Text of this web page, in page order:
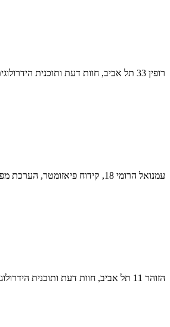
רופין 33 תל אביב, חוות דעת ותוכנית הידרולוגית לניהול מי נגר
עמנואל הרומי 18, קידוח פיאזומטר, הערכת מפלסים, השפלת מי תהום
הזוהר 11 תל אביב, חוות דעת ותוכנית הידרולוגית לניהול מי נגר